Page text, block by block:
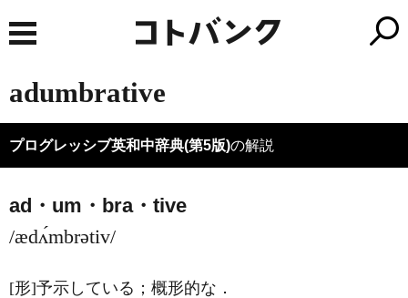
adumbrative
プログレッシブ英和中辞典(第5版)の解説
ad・um・bra・tive
/ædʌ́mbrətiv/
[形]予示している；概形的な ．